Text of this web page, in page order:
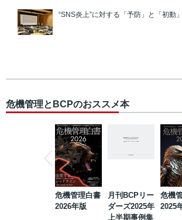
“SNS炎上”に対する「予防」と「初動
危機管理とBCPのおススメ本
危機管理白書
2026年版
月刊BCPリー
ダーズ2025年
上半期事例集
危機
2025